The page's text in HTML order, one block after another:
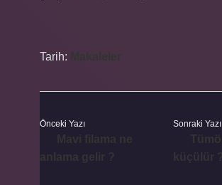
Tarih:
Önceki Yazı Sonraki Yazı